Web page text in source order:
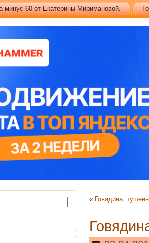
минус 60 от Екатерины Миримановой.
« Говядина,